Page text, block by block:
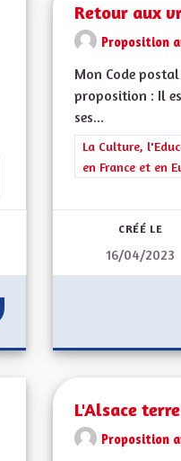
écologiques,
CYCLABLES
DES PISTES
Retour aux
Proposition
Mon Code
proposition : Il
ses...
Filtrer les
La Culture,
en France et en
CRÉÉ LE
16/04/2023
L'Alsace
Proposition